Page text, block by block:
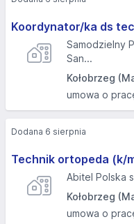
Koordynator/ka ds
Samodzielny
San...
Kołobrzeg
umowa o
Technik ortopeda (k/
Abitel Polska
Kołobrzeg
umowa o
Dodana 6 sierpnia